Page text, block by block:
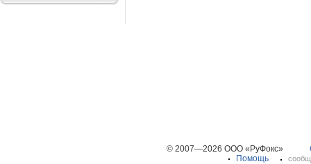
© 2007—2026 ООО «РуФокс»
Помощь